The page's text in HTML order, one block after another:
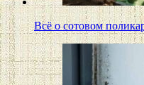
Всё о сотовом